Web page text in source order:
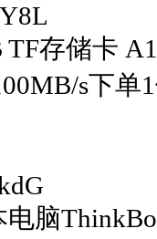
TF存储卡
s下单
脑